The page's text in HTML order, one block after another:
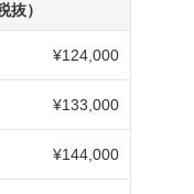
抜）
¥124,000
¥133,000
¥144,000